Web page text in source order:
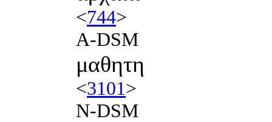
<744>
A-DSM
μαθητη
<3101>
N-DSM